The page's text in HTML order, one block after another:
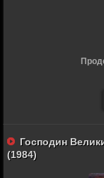
Господин
(1984)